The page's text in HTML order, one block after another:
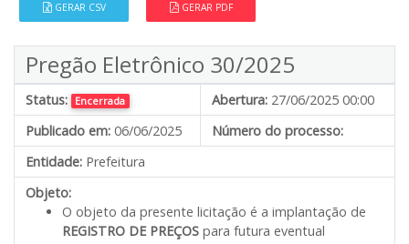
GERAR CSV GERAR PDF
Pregão Eletrônico 30/2025
Status: Encerrada Abertura: 27/06/2025 00:00
Publicado em: 06/06/2025
Número do processo:
Entidade: Prefeitura
Objeto:
O objeto da presente licitação é a implantação de
REGISTRO DE PREÇOS para futura eventual